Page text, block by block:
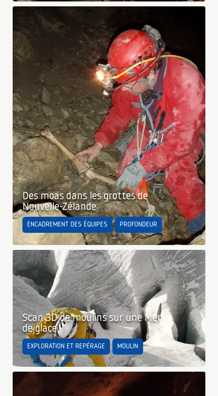
Des moas dans les grottes de
Nouvelle-Zélande
ENCADREMENT DES ÉQUIPES PROFONDEUR
Scan 3D de moulins sur une Mer
de glace
EXPLORATION ET REPÉRAGE MOULIN